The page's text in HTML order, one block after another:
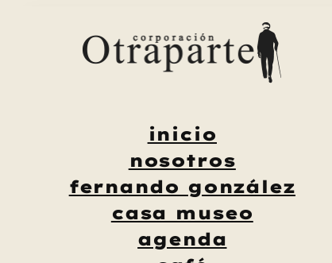
inicio
nosotros
fernando gonzález
casa museo
agenda